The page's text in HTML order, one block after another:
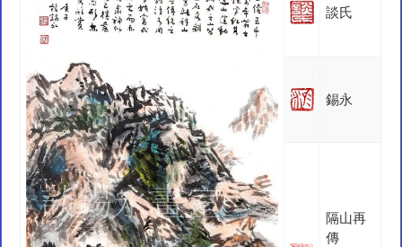
談氏
錫永
隔山再
傳